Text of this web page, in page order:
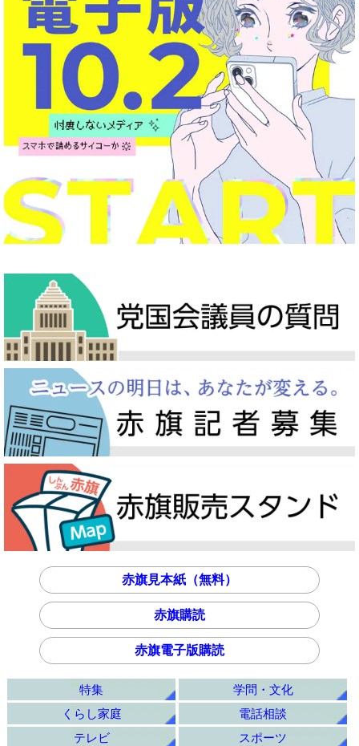
赤旗見本紙（無料）
赤旗購読
赤旗電子版購読
特集
学問・文化
くらし家庭
電話相談
テレビ
スポーツ